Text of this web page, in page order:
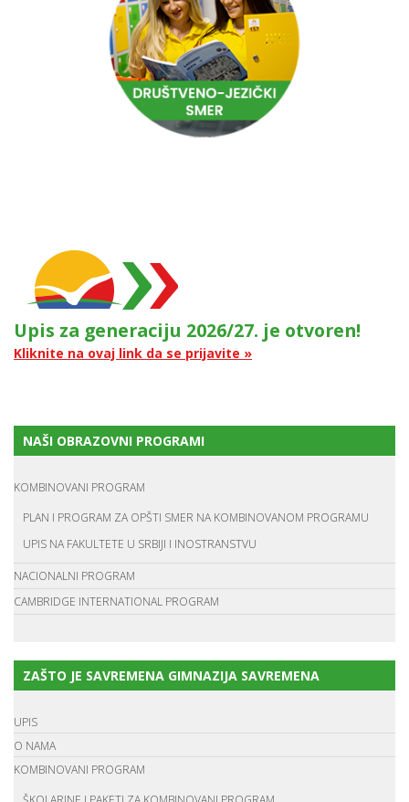
Upis za generaciju 2026/27. je otvoren!
Kliknite na ovaj link da se prijavite »
NAŠI OBRAZOVNI PROGRAMI
KOMBINOVANI PROGRAM
PLAN I PROGRAM ZA OPŠTI SMER NA KOMBINOVANOM PROGRAMU
UPIS NA FAKULTETE U SRBIJI I INOSTRANSTVU
NACIONALNI PROGRAM
CAMBRIDGE INTERNATIONAL PROGRAM
ZAŠTO JE SAVREMENA GIMNAZIJA SAVREMENA
UPIS
O NAMA
KOMBINOVANI PROGRAM